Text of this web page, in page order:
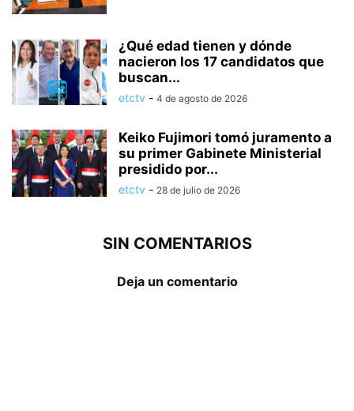
¿Qué edad tienen y dónde
nacieron los 17 candidatos que
buscan...
etctv - 4 de agosto de 2026
Keiko Fujimori tomó juramento a
su primer Gabinete Ministerial
presidido por...
etctv - 28 de julio de 2026
SIN COMENTARIOS
Deja un comentario